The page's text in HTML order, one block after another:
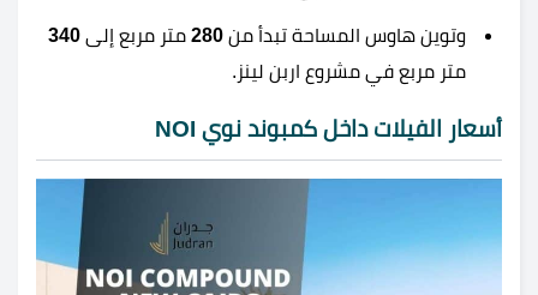
وتوين هاوس المساحة تبدأ من 280 متر مربع إلى 340
متر مربع في مشروع اربن لينز.
أسعار الفيلات داخل كمبوند نوي NOI